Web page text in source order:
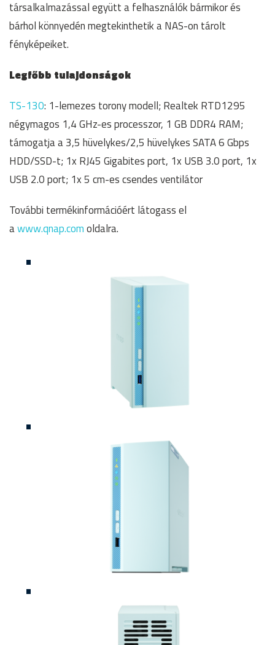
társalkalmazással együtt a felhasználók bármikor és
bárhol könnyedén megtekinthetik a NAS-on tárolt
fényképeiket.
Legfőbb tulajdonságok
TS-130: 1-lemezes torony modell; Realtek RTD1295
négymagos 1,4 GHz-es processzor, 1 GB DDR4 RAM;
támogatja a 3,5 hüvelykes/2,5 hüvelykes SATA 6 Gbps
HDD/SSD-t; 1x RJ45 Gigabites port, 1x USB 3.0 port, 1x
USB 2.0 port; 1x 5 cm-es csendes ventilátor
További termékinformációért látogass el
awww.qnap.comoldalra.